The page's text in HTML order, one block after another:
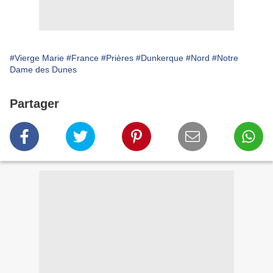
#Vierge Marie #France #Prières #Dunkerque #Nord #Notre
Dame des Dunes
Partager